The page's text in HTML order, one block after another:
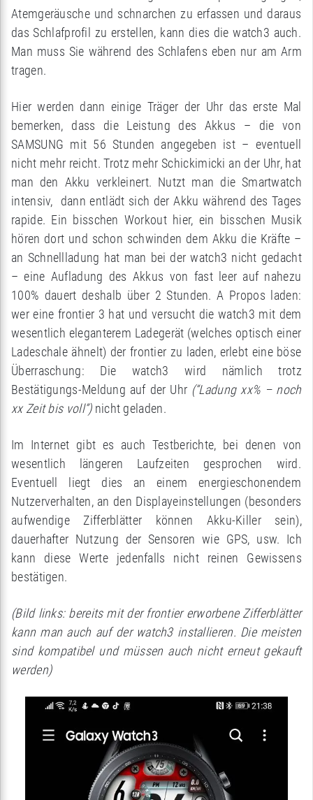
Atemgeräusche und schnarchen zu erfassen und daraus
das Schlafprofil zu erstellen, kann dies die watch3 auch.
Man muss Sie während des Schlafens eben nur am Arm
tragen.
Hier werden dann einige Träger der Uhr das erste Mal
bemerken, dass die Leistung des Akkus – die von
SAMSUNG mit 56 Stunden angegeben ist – eventuell
nicht mehr reicht. Trotz mehr Schickimicki an der Uhr, hat
man den Akku verkleinert. Nutzt man die Smartwatch
intensiv, dann entlädt sich der Akku während des Tages
rapide. Ein bisschen Workout hier, ein bisschen Musik
hören dort und schon schwinden dem Akku die Kräfte –
an Schnellladung hat man bei der watch3 nicht gedacht
– eine Aufladung des Akkus von fast leer auf nahezu
100% dauert deshalb über 2 Stunden. A Propos laden:
wer eine frontier 3 hat und versucht die watch3 mit dem
wesentlich eleganterem Ladegerät (welches optisch einer
Ladeschale ähnelt) der frontier zu laden, erlebt eine böse
Überraschung: Die watch3 wird nämlich trotz
Bestätigungs-Meldung auf der Uhr (“Ladung xx% – noch
xx Zeit bis voll”)nicht geladen.
Im Internet gibt es auch Testberichte, bei denen von
wesentlich längeren Laufzeiten gesprochen wird.
Eventuell liegt dies an einem energieschonendem
Nutzerverhalten, an den Displayeinstellungen (besonders
aufwendige Zifferblätter können Akku-Killer sein),
dauerhafter Nutzung der Sensoren wie GPS, usw. Ich
kann diese Werte jedenfalls nicht reinen Gewissens
bestätigen.
(Bild links: bereits mit der frontier erworbene Zifferblätter
kann man auch auf der watch3 installieren. Die meisten
sind kompatibel und müssen auch nicht erneut gekauft
werden)